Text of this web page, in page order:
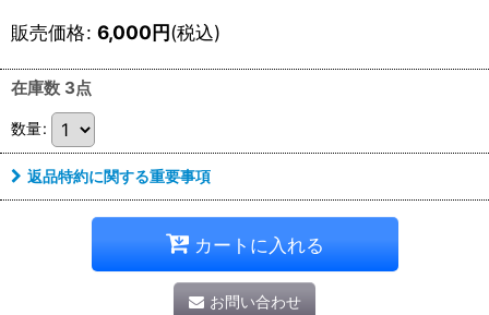
販売価格: 6,000円(税込)
在庫数 3点
数量:
返品特約に関する重要事項
カートに入れる
お問い合わせ